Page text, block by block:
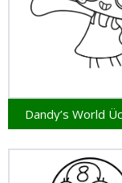
Dandy’s World